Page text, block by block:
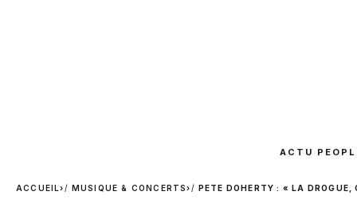
ACTU
ACCUEIL› MUSIQUE & CONCERTS› PETE DOHERTY : « LA